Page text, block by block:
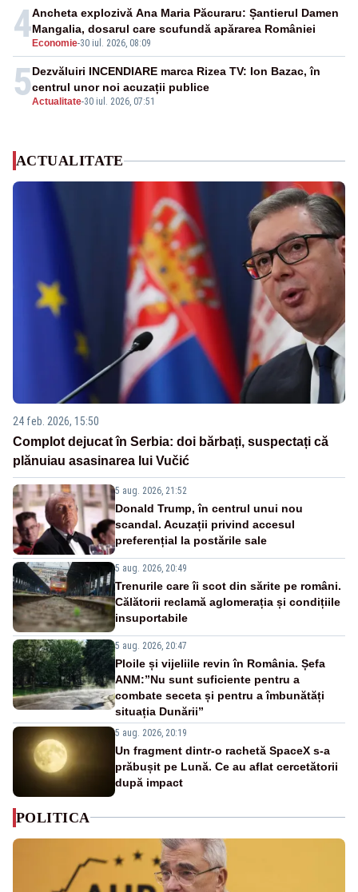
4 Economie-30 iul. 2026, 08:09
Ancheta explozivă Ana Maria Păcuraru: Șantierul Damen
Mangalia, dosarul care scufundă apărarea României
5Actualitate-30 iul. 2026, 07:51
Dezvăluiri INCENDIARE marca Rizea TV: Ion Bazac, în
centrul unor noi acuzații publice
ACTUALITATE
24 feb. 2026, 15:50
Complot dejucat în Serbia: doi bărbați, suspectați că
plănuiau asasinarea lui Vučić
5 aug. 2026, 21:52
Donald Trump, în centrul unui nou
scandal. Acuzații privind accesul
preferențial la postările sale
5 aug. 2026, 20:49
Trenurile care îi scot din sărite pe români.
Călătorii reclamă aglomerația și condițiile
insuportabile
5 aug. 2026, 20:47
Ploile și vijeliile revin în România. Șefa
ANM:”Nu sunt suficiente pentru a
combate seceta și pentru a îmbunătăți
situația Dunării”
5 aug. 2026, 20:19
Un fragment dintr-o rachetă SpaceX s-a
prăbușit pe Lună. Ce au aflat cercetătorii
după impact
POLITICA